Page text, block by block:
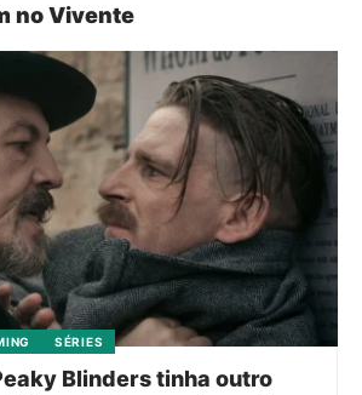
no Vivente
SÉRIES
Blinders tinha outro